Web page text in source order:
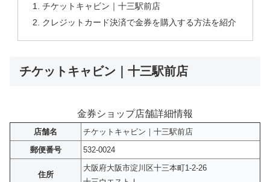
チケットキャビン｜十三駅前店
クレジットカード決済で金券を購入する方法を紹介
チケットキャビン｜十三駅前店
金券ショップ店舗詳細情報
店舗名
チケットキャビン｜十三駅前店
郵便番号
532-0024
住所
大阪府大阪市淀川区十三本町1-2-26